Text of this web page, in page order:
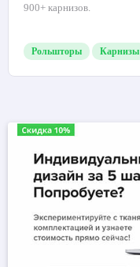
900+ карнизов.
Рольшторы Карнизы